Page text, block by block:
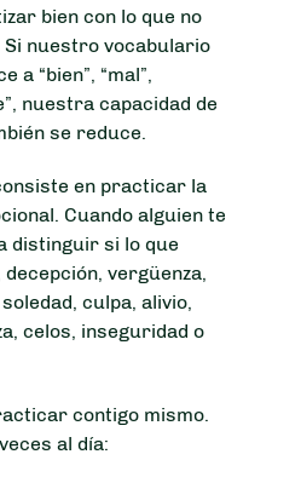
bien con lo que no
nuestro vocabulario
a “bien”, “mal”,
nuestra capacidad de
se reduce.
en practicar la
Cuando alguien te
distinguir si lo que
vergüenza,
culpa, alivio,
celos, inseguridad o
contigo mismo.
al día: